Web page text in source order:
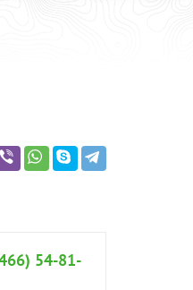
54-81-